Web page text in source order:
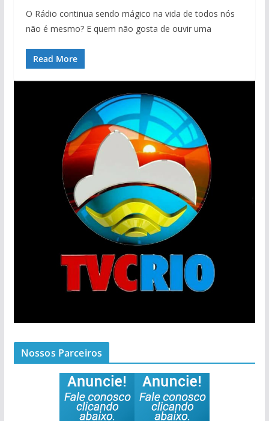
O Rádio continua sendo mágico na vida de todos nós
não é mesmo? E quem não gosta de ouvir uma
Read More
Nossos Parceiros